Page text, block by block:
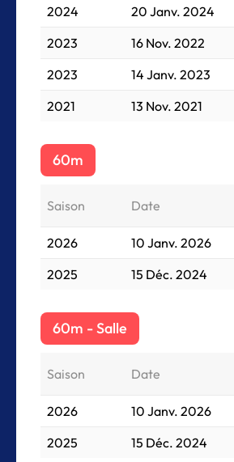
2024 20 Janv. 2024
2023
16 Nov. 2022
2023
14 Janv. 2023
2021
13 Nov. 2021
60m
Saison Date
2026 10 Janv. 2026
2025
15 Déc. 2024
60m - Salle
Saison Date
2026 10 Janv. 2026
2025
15 Déc. 2024